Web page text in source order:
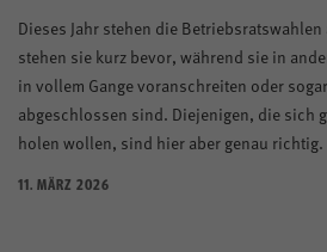
Dieses Jahr stehen die
stehen sie kurz bevor, während sie in
in vollem Gange voranschreiten oder
abgeschlossen sind. Diejenigen, die sich
holen wollen, sind hier aber genau richtig.
11. MÄRZ 2026